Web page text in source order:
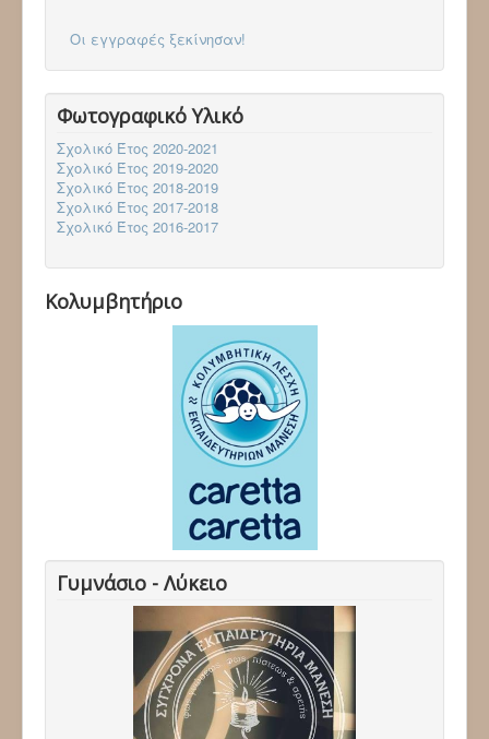
Οι εγγραφές ξεκίνησαν!
Φωτογραφικό Υλικό
Σχολικό Έτος 2020-2021
Σχολικό Έτος 2019-2020
Σχολικό Έτος 2018-2019
Σχολικό Έτος 2017-2018
Σχολικό Έτος 2016-2017
Κολυμβητήριο
Γυμνάσιο - Λύκειο